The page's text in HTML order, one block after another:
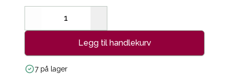
Decrease
Legg til handlekurv
7 på lager